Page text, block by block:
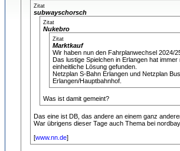
Zitat
subwayschorsch
Zitat
Nukebro
Zitat
Marktkauf
Wir haben nun den Fahrplanwechsel 2024/
Das lustige Spielchen in Erlangen hat immer
einheitliche Lösung gefunden.
Netzplan S-Bahn Erlangen und Netzplan Bus
Erlangen/Hauptbahnhof.
Was ist damit gemeint?
Das eine ist DB, das andere an einem ganz
War übrigens dieser Tage auch Thema bei
[www.nn.de]